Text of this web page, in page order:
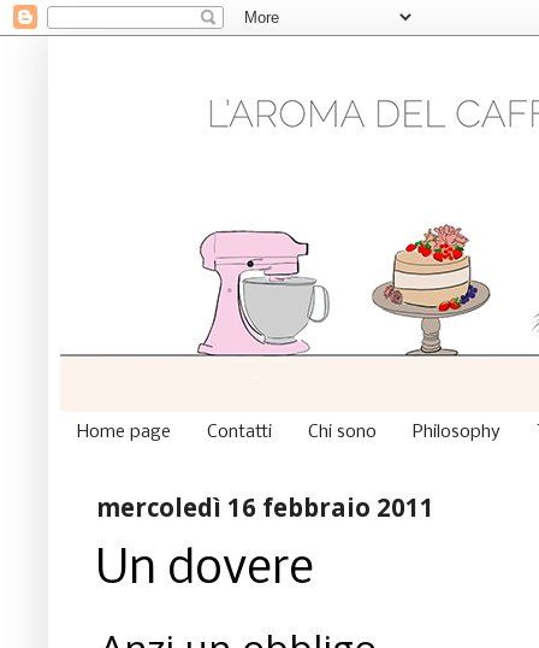
Home page Contatti Chi sono Philosophy
mercoledì 16 febbraio 2011
Un dovere